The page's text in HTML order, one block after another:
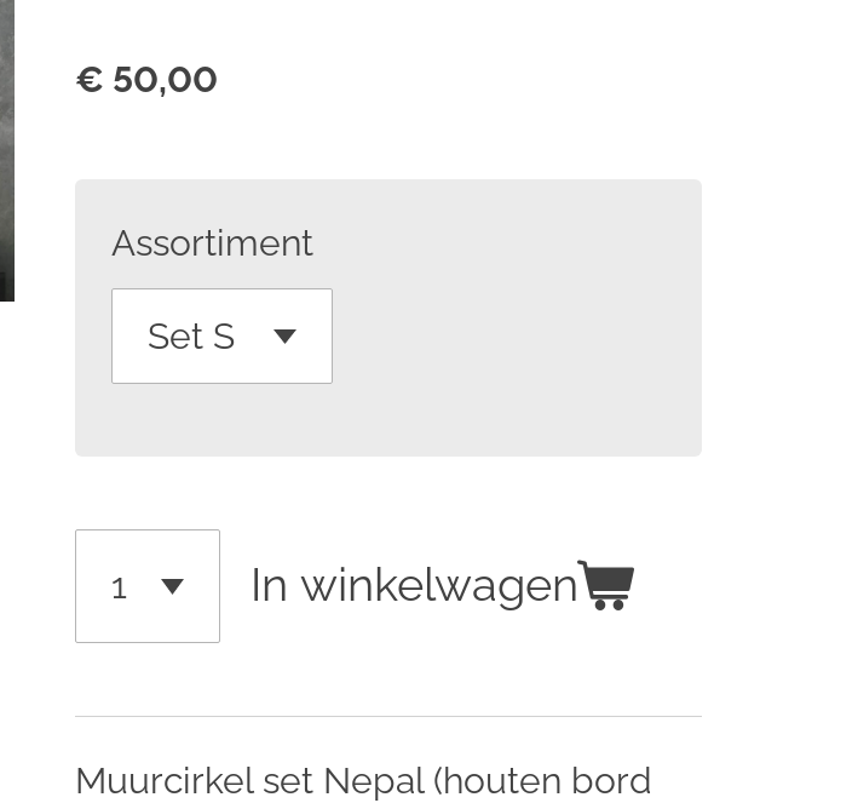
€ 50,00
Assortiment
In winkelwagen
Muurcirkel set Nepal (houten bord